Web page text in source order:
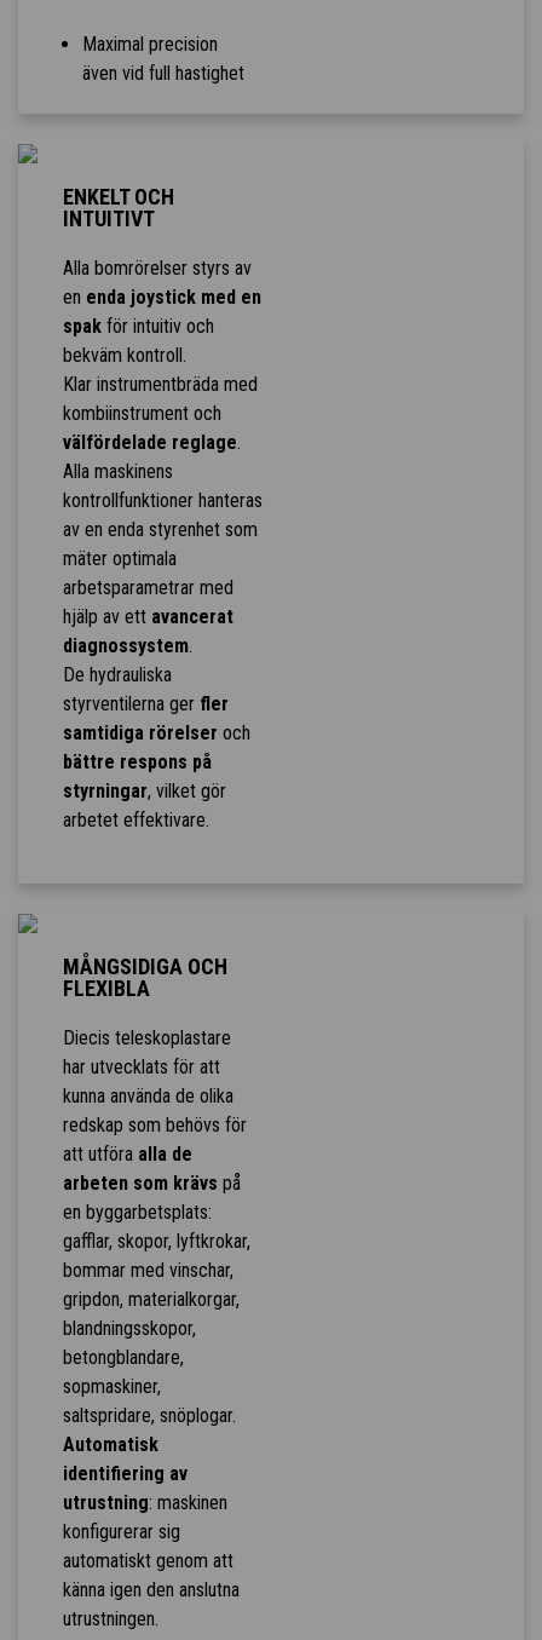
Maximal precision
även vid full hastighet
ENKELT OCH
INTUITIVT
Alla bomrörelser styrs av
en enda joystick med en
spakför intuitiv och
bekväm kontroll.
Klar instrumentbräda med
kombiinstrument och
välfördelade reglage.
Alla maskinens
kontrollfunktioner hanteras
av en enda styrenhet som
mäter optimala
arbetsparametrar med
hjälp av ett avancerat
diagnossystem.
De hydrauliska
styrventilerna ger fler
samtidiga rörelser och
bättre respons på
styrningar, vilket gör
arbetet effektivare.
MÅNGSIDIGA OCH
FLEXIBLA
Diecis teleskoplastare
har utvecklats för att
kunna använda de olika
redskap som behövs för
att utföra alla de
arbeten som krävs på
en byggarbetsplats:
gafflar, skopor, lyftkrokar,
bommar med vinschar,
gripdon, materialkorgar,
blandningsskopor,
betongblandare,
sopmaskiner,
saltspridare, snöplogar.
Automatisk
identifiering av
utrustning: maskinen
konfigurerar sig
automatiskt genom att
känna igen den anslutna
utrustningen.